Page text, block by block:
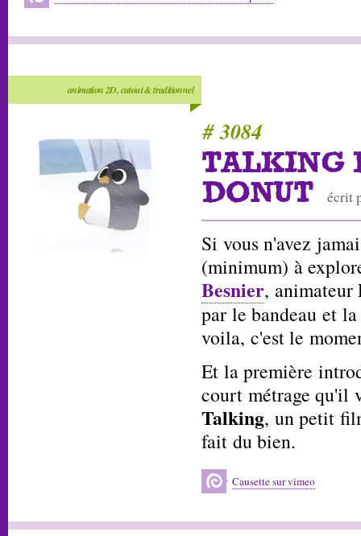
animation 2D, cutout & traditionnel
# 3084
TALKING
DONUT
écrit
Si vous n'avez
(minimum) à
Besnier, animateur
par le bandeau et
voila, c'est le
Et la première
court métrage qu'il
Talking, un petit
fait du bien.
Causette sur vimeo